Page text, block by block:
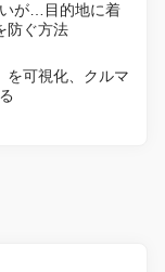
が…目的地に着
防ぐ方法
を可視化、クルマ